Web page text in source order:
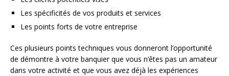
Les spécificités de vos produits et services
Les points forts de votre entreprise
Ces plusieurs points techniques vous donneront l’opportunité
de démontre à votre banquier que vous n’êtes pas un amateur
dans votre activité et que vous avez déjà les expériences